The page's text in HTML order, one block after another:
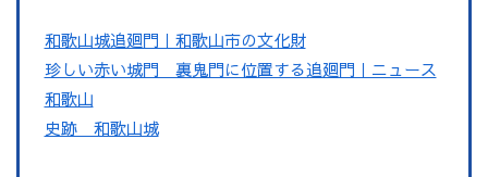
和歌山城追廻門｜和歌山市の文化財
珍しい赤い城門 裏鬼門に位置する追廻門｜ニュース
和歌山
史跡 和歌山城